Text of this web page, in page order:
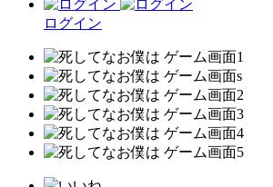
ログイン